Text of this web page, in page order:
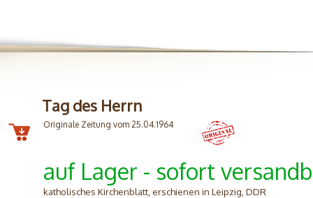
Tag des Herrn
Originale Zeitung vom 25.04.1964
auf Lager - sofort
katholisches Kirchenblatt, erschienen in Leipzig, DDR